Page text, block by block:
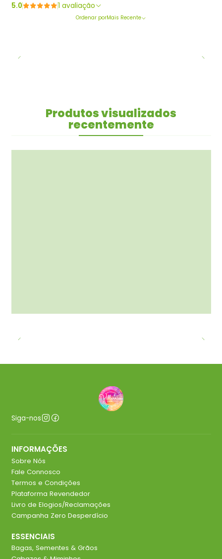
5.0 1 avaliação
Ordenar porMais Recente
Produtos visualizados
recentemente
Siga-nos
INFORMAÇÕES
Sobre Nós
Fale Connosco
Termos e Condições
Plataforma Revendedor
Livro de Elogios/Reclamações
Campanha Zero Desperdício
ESSENCIAIS
Bagas, Sementes & Grãos